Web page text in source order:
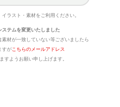
イラスト・素材をご利用ください。
テムを変更いたしました
材が一致していない等ございましたら
すがこちらのメールアドレス
すようお願い申し上げます。